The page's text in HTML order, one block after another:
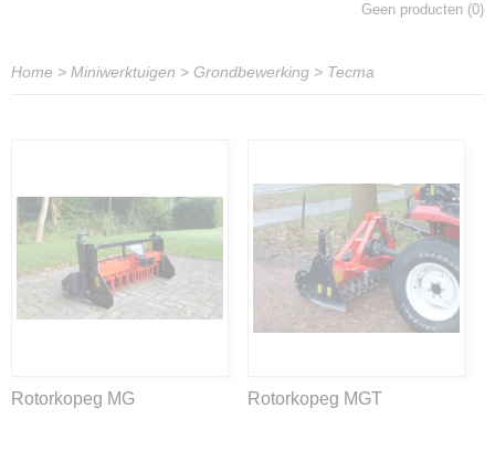
Geen producten (0)
Home > Miniwerktuigen > Grondbewerking > Tecma
Rotorkopeg MG Rotorkopeg MGT